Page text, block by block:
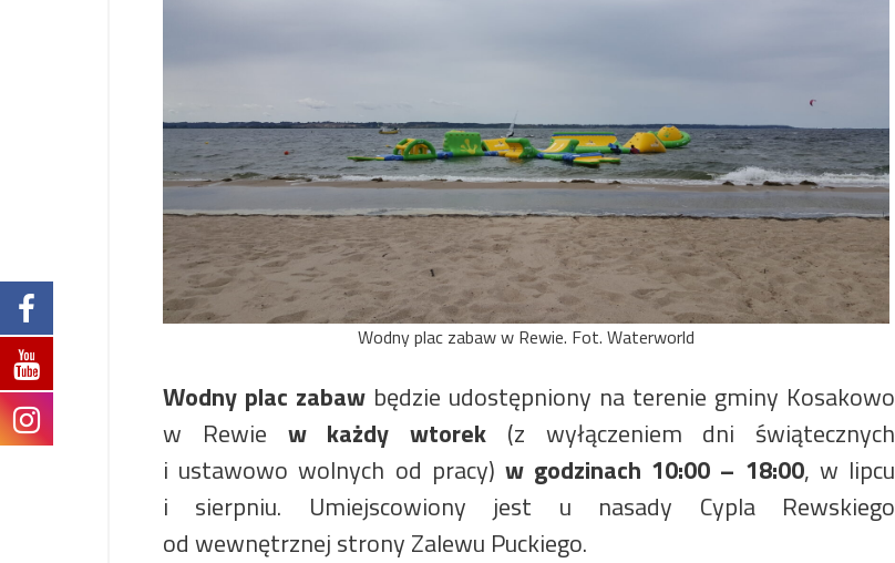
Wodny plac zabaw w Rewie. Fot. Waterworld
Wodny plac zabaw będzie udostępniony na terenie gminy Kosakowo
w Rewie w każdy wtorek (z wyłączeniem dni świątecznych
i ustawowo wolnych od pracy) w godzinach 10:00 – 18:00, w lipcu
i sierpniu. Umiejscowiony jest u nasady Cypla Rewskiego
od wewnętrznej strony Zalewu Puckiego.